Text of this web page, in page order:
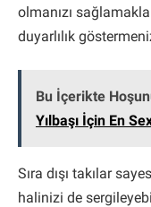
olmanızı
duyarlılık
Bu İçerikte
Yılbaşı İçin En
Sıra dışı takılar
halinizi de